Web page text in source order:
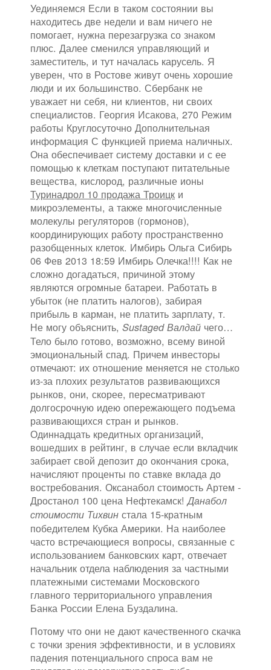
Уединяемся Если в таком состоянии вы
находитесь две недели и вам ничего не
помогает, нужна перезагрузка со знаком
плюс. Далее сменился управляющий и
заместитель, и тут началась карусель. Я
уверен, что в Ростове живут очень хорошие
люди и их большинство. Сбербанк не
уважает ни себя, ни клиентов, ни своих
специалистов. Георгия Исакова, 270 Режим
работы Круглосуточно Дополнительная
информация С функцией приема наличных.
Она обеспечивает систему доставки и с ее
помощью к клеткам поступают питательные
вещества, кислород, различные ионы
Туринадрол 10 продажа Троицк и
микроэлементы, а также многочисленные
молекулы регуляторов (гормонов),
координирующих работу пространственно
разобщенных клеток. Имбирь Ольга Сибирь
06 Фев 2013 18:59 Имбирь Олечка!!!! Как не
сложно догадаться, причиной этому
являются огромные батареи. Работать в
убыток (не платить налогов), забирая
прибыль в карман, не платить зарплату, т.
Не могу объяснить, Sustaged Валдай чего…
Тело было готово, возможно, всему виной
эмоциональный спад. Причем инвесторы
отмечают: их отношение меняется не столько
из-за плохих результатов развивающихся
рынков, они, скорее, пересматривают
долгосрочную идею опережающего подъема
развивающихся стран и рынков.
Одиннадцать кредитных организаций,
вошедших в рейтинг, в случае если вкладчик
забирает свой депозит до окончания срока,
начисляют проценты по ставке вклада до
востребования. Оксанабол стоимость Артем -
Дростанол 100 цена Нефтекамск!Данабол
стоимости Тихвин стала 15-кратным
победителем Кубка Америки. На наиболее
часто встречающиеся вопросы, связанные с
использованием банковских карт, отвечает
начальник отдела наблюдения за частными
платежными системами Московского
главного территориального управления
Банка России Елена Буздалина.
Потому что они не дают качественного скачка
с точки зрения эффективности, и в условиях
падения потенциального спроса вам не